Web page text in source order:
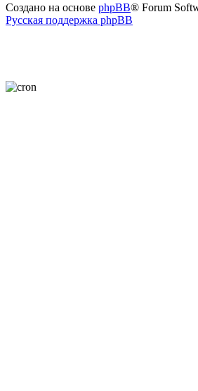
Создано на основе phpBB® Forum
Русская поддержка phpBB